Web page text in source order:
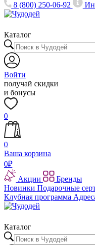
8 (800) 250-06-92
Каталог
Войти
получай скидки
и бонусы
0
0
Ваша корзина
0₽
Акции
Бренды
Новинки Подарочные
Клубная программа
Каталог